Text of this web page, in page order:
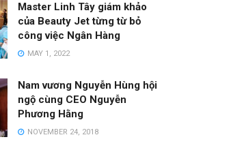
Master Linh Tây giám khảo
của Beauty Jet từng từ bỏ
công việc Ngân Hàng
MAY 1, 2022
Nam vương Nguyễn Hùng hội
ngộ cùng CEO Nguyễn
Phương Hằng
NOVEMBER 24, 2018